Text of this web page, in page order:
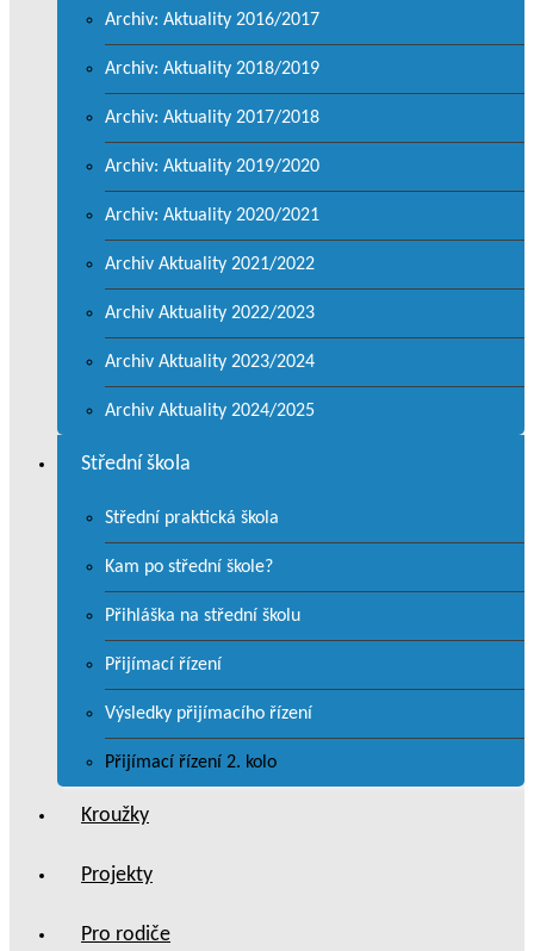
Archiv: Aktuality 2016/2017
Archiv: Aktuality 2018/2019
Archiv: Aktuality 2017/2018
Archiv: Aktuality 2019/2020
Archiv: Aktuality 2020/2021
Archiv Aktuality 2021/2022
Archiv Aktuality 2022/2023
Archiv Aktuality 2023/2024
Archiv Aktuality 2024/2025
Střední škola
Střední praktická škola
Kam po střední škole?
Přihláška na střední školu
Přijímací řízení
Výsledky přijímacího řízení
Přijímací řízení 2. kolo
Kroužky
Projekty
Pro rodiče